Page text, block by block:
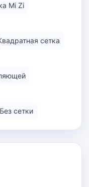
Mi Zi
сетка
Без сетки